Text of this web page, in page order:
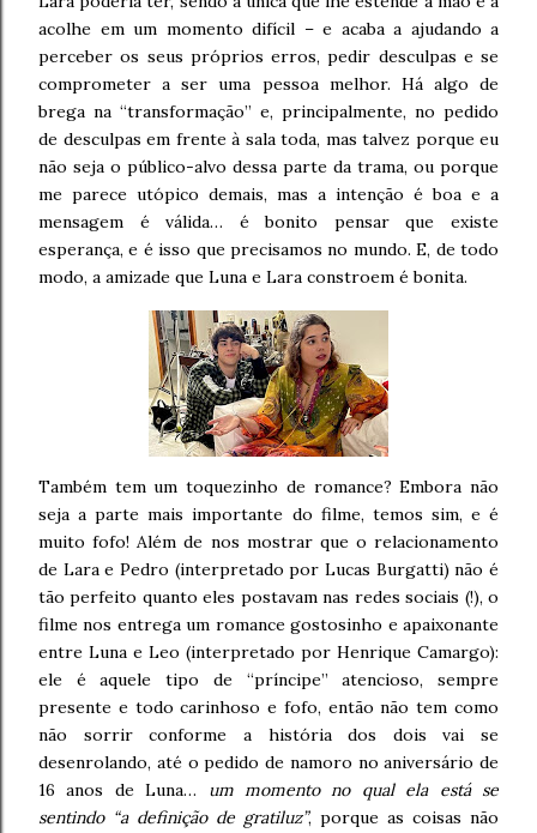
acolhe em um momento difícil – e acaba a ajudando a
perceber os seus próprios erros, pedir desculpas e se
comprometer a ser uma pessoa melhor. Há algo de
brega na “transformação” e, principalmente, no pedido
de desculpas em frente à sala toda, mas talvez porque eu
não seja o público-alvo dessa parte da trama, ou porque
me parece utópico demais, mas a intenção é boa e a
mensagem é válida… é bonito pensar que existe
esperança, e é isso que precisamos no mundo. E, de todo
modo, a amizade que Luna e Lara constroem é bonita.
Também tem um toquezinho de romance? Embora não
seja a parte mais importante do filme, temos sim, e é
muito fofo! Além de nos mostrar que o relacionamento
de Lara e Pedro (interpretado por Lucas Burgatti) não é
tão perfeito quanto eles postavam nas redes sociais (!), o
filme nos entrega um romance gostosinho e apaixonante
entre Luna e Leo (interpretado por Henrique Camargo):
ele é aquele tipo de “príncipe” atencioso, sempre
presente e todo carinhoso e fofo, então não tem como
não sorrir conforme a história dos dois vai se
desenrolando, até o pedido de namoro no aniversário de
16 anos de Luna… um momento no qual ela está se
sentindo “a definição de gratiluz”, porque as coisas não